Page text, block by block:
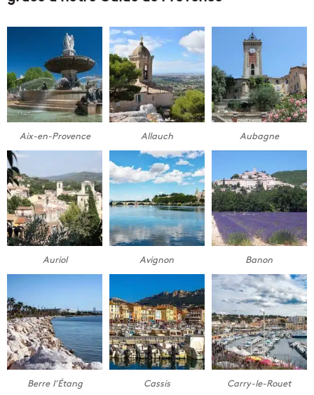
Aix-en-Provence Allauch Aubagne
Auriol Avignon Banon
Berre l’Étang Cassis Carry-le-Rouet